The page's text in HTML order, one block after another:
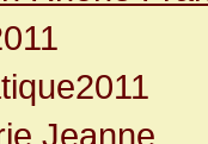
Jeanne